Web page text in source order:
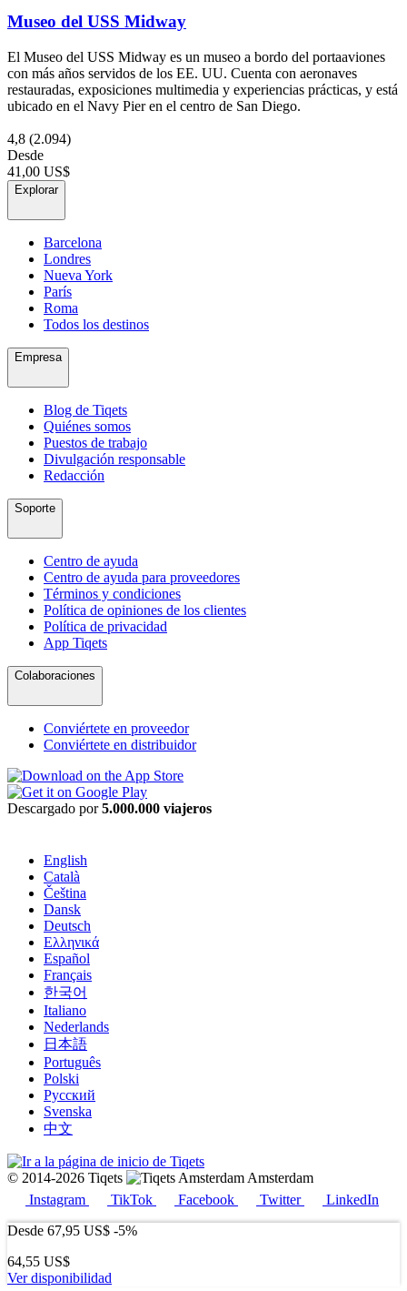
Museo del USS Midway
El Museo del USS Midway es un museo a bordo del portaaviones
con más años servidos de los EE. UU. Cuenta con aeronaves
restauradas, exposiciones multimedia y experiencias prácticas, y está
ubicado en el Navy Pier en el centro de San Diego.
4,8 (2.094)
Desde
41,00 US$
Explorar
Barcelona
Londres
Nueva York
París
Roma
Todos los destinos
Empresa
Blog de Tiqets
Quiénes somos
Puestos de trabajo
Divulgación responsable
Redacción
Soporte
Centro de ayuda
Centro de ayuda para proveedores
Términos y condiciones
Política de opiniones de los clientes
Política de privacidad
App Tiqets
Colaboraciones
Conviértete en proveedor
Conviértete en distribuidor
Descargado por5.000.000 viajeros
English
Català
Čeština
Dansk
Deutsch
Ελληνικά
Español
Français
한국어
Italiano
Nederlands
日本語
Português
Polski
Русский
Svenska
中文
© 2014-2026 Tiqets
Amsterdam
Instagram
TikTok Facebook Twitter
LinkedIn
Desde 67,95 US$ -5%
64,55 US$
Ver disponibilidad